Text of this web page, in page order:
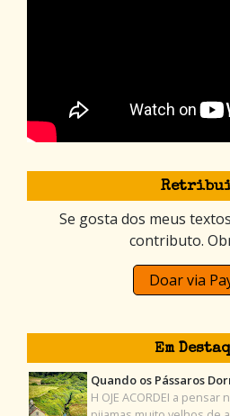
Se gosta dos meus
contributo.
Doar via
Em
Quando os Pássaros
H OJE ACORDEI a